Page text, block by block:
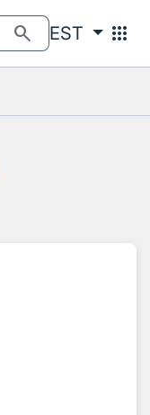
search EST apps